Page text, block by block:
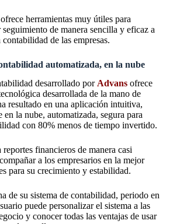
herramientas muy útiles para
de manera sencilla y eficaz a
de las empresas.
automatizada, en la nube
desarrollado por Advans ofrece
desarrollada de la mano de
resultado en una aplicación intuitiva,
en la nube, automatizada, segura para
con 80% menos de tiempo invertido.
reportes financieros de manera casi
a los empresarios en la mejor
para su crecimiento y estabilidad.
de su sistema de contabilidad, periodo en
puede personalizar el sistema a las
y conocer todas las ventajas de usar